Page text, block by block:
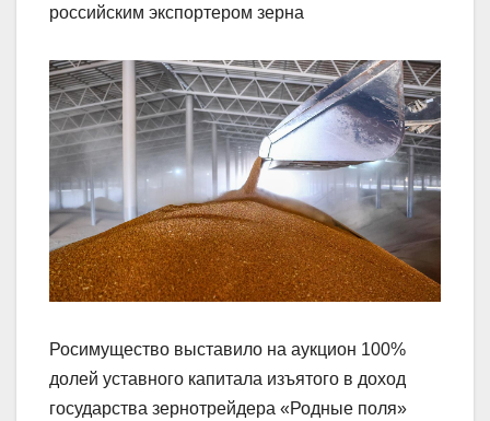
российским экспортером зерна
Росимущество выставило на аукцион 100%
долей уставного капитала изъятого в доход
государства зернотрейдера «Родные поля»